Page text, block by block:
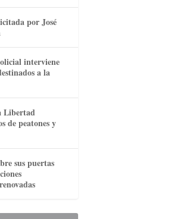
por José
interviene
a la
Libertad
de peatones y
sus puertas